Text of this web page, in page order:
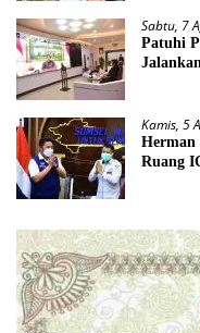
Sabtu, 7
Patuhi
Kamis, 5
Herman
Ruang